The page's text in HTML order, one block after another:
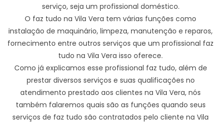
serviço, seja um profissional doméstico.
O faz tudo na Vila Vera tem várias funções como
instalação de maquinário, limpeza, manutenção e reparos,
fornecimento entre outros serviços que um profissional faz
tudo na Vila Vera isso oferece.
Como já explicamos esse profissional faz tudo, além de
prestar diversos serviços e suas qualificações no
atendimento prestado aos clientes na Vila Vera, nós
também falaremos quais são as funções quando seus
serviços de faz tudo são contratados pelo cliente na Vila